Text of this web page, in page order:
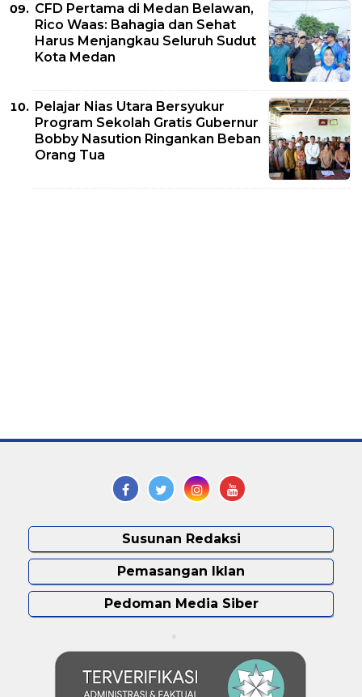
CFD Pertama di Medan Belawan,
Rico Waas: Bahagia dan Sehat
Harus Menjangkau Seluruh Sudut
Kota Medan
Pelajar Nias Utara Bersyukur
Program Sekolah Gratis Gubernur
Bobby Nasution Ringankan Beban
Orang Tua
Susunan Redaksi
Pemasangan Iklan
Pedoman Media Siber